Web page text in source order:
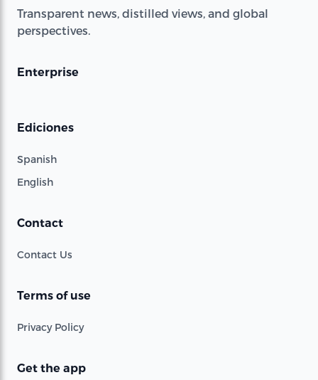
Transparent news, distilled views, and global
perspectives.
Enterprise
Ediciones
Spanish
English
Contact
Contact Us
Terms of use
Privacy Policy
Get the app